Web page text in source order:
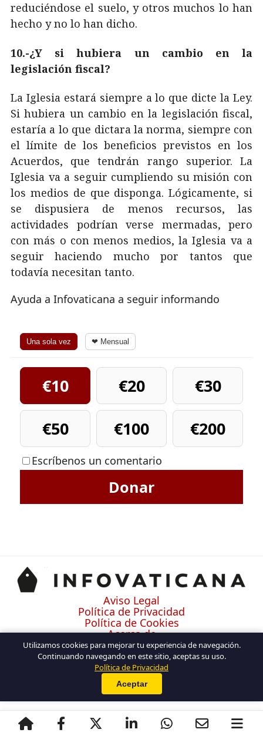
reduciéndose el suelo, y otros muchos lo han
hecho y no lo han dicho.
10.-¿Y si hubiera un cambio en la
legislación fiscal?
La Iglesia estará siempre a lo que dicte la Ley.
Si hubiera un cambio en la legislación fiscal,
estaría a lo que dictara la norma, siempre con
el límite de los beneficios previstos en los
Acuerdos, que tendrán rango superior. La
Iglesia va a seguir cumpliendo su misión con
los medios de que disponga. Lógicamente, si
se dispusiera de menos recursos, las
actividades podrían verse mermadas, pero
con más o con menos medios, la Iglesia va a
seguir haciendo mucho por tantos que
todavía necesitan tanto.
Ayuda a Infovaticana a seguir informando
Una sola vez ❤ Mensual
€10 €20
€30
€50
€100 €200
Escríbenos un comentario
Donar
Aviso Legal
Política de Privacidad
Política de Cookies
Acerca de
Contacto
Utilizamos cookies para mejorar tu experiencia de navegación.
Continuando navegando en este sitio, aceptas su uso.
Política de Privacidad
Aceptar